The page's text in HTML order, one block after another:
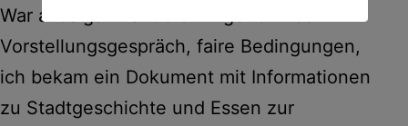
War alles ganz anders. Angenehmes
Vorstellungsgespräch, faire Bedingungen,
ich bekam ein Dokument mit Informationen
zu Stadtgeschichte und Essen zur